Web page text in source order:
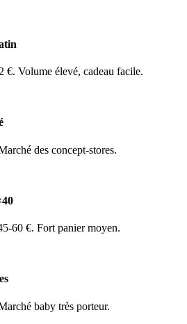
€. Volume élevé, cadeau facile.
des concept-stores.
60 €. Fort panier moyen.
baby très porteur.